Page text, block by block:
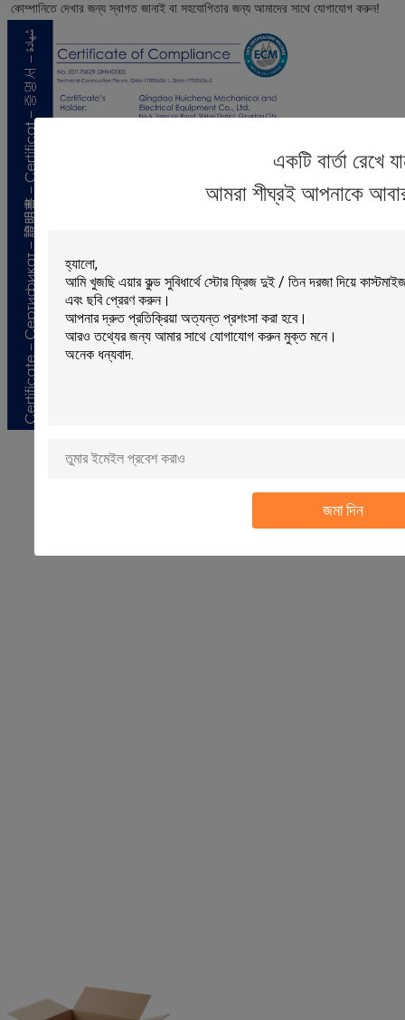
একটি বার্তা রেখে
আমরা শীঘ্রই আপনাকে
জমা দিন
কোম্পানিতে দেখার জন্য স্বাগত জানাই বা সহযোগিতার জন্য আমাদের সাথে যোগাযোগ করুন!